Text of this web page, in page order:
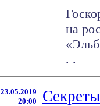
на
. .
23.05.2019
20:00